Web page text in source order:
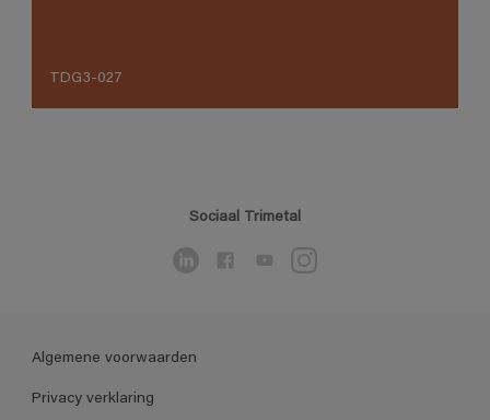
TDG3-027
Sociaal Trimetal
Algemene voorwaarden
Privacy verklaring